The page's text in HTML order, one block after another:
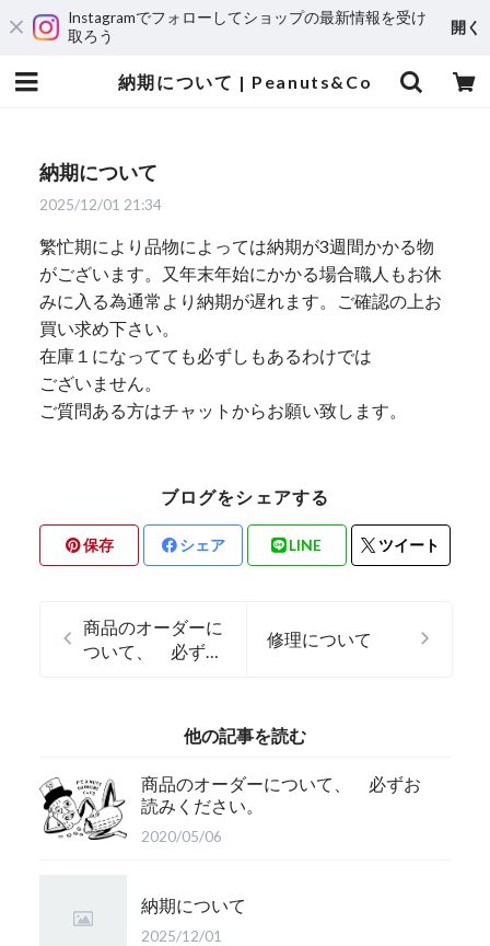
Instagramでフォローしてショップの最新情報を受け
取ろう
開く
納期について | Peanuts&Co
納期について
2025/12/01 21:34
繁忙期により品物によっては納期が3週間かかる物
がございます。又年末年始にかかる場合職人もお休
みに入る為通常より納期が遅れます。ご確認の上お
買い求め下さい。
在庫１になってても必ずしもあるわけでは
ございません。
ご質問ある方はチャットからお願い致します。
ブログをシェアする
保存 シェア LINE ツイート
商品のオーダーに
ついて、 必ずお
修理について
他の記事を読む
商品のオーダーについて、 必ずお
読みください。
2020/05/06
納期について
2025/12/01